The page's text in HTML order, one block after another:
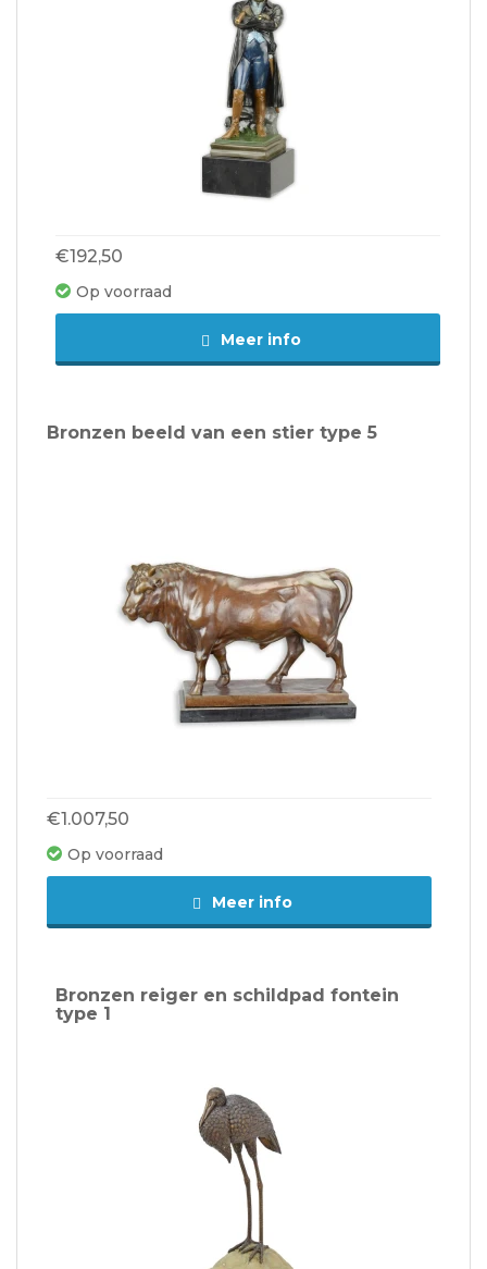
€192,50
Op voorraad
Meer info
Bronzen beeld van een stier type 5
€1.007,50
Op voorraad
Meer info
Bronzen reiger en schildpad fontein
type 1